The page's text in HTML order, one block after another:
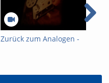
Zurück zum Analogen -